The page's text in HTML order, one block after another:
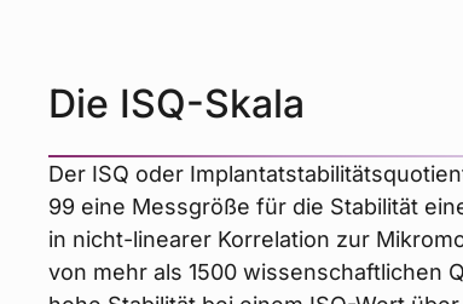
Die ISQ-Skala
Der ISQ oder
99 eine Messgröße für die Stabilität
in nicht-linearer Korrelation zur
von mehr als 1500 wissenschaftlichen